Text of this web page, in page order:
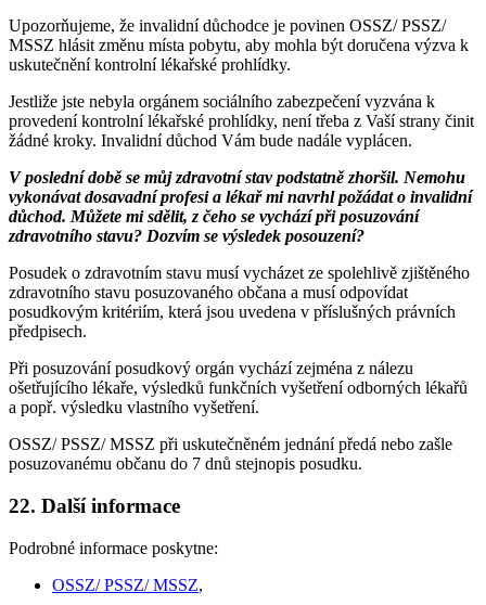
Upozorňujeme, že invalidní důchodce je povinen OSSZ/ PSSZ/
MSSZ hlásit změnu místa pobytu, aby mohla být doručena výzva k
uskutečnění kontrolní lékařské prohlídky.
Jestliže jste nebyla orgánem sociálního zabezpečení vyzvána k
provedení kontrolní lékařské prohlídky, není třeba z Vaší strany činit
žádné kroky. Invalidní důchod Vám bude nadále vyplácen.
V poslední době se můj zdravotní stav podstatně zhoršil. Nemohu
vykonávat dosavadní profesi a lékař mi navrhl požádat o invalidní
důchod. Můžete mi sdělit, z čeho se vychází při posuzování
zdravotního stavu? Dozvím se výsledek posouzení?
Posudek o zdravotním stavu musí vycházet ze spolehlivě zjištěného
zdravotního stavu posuzovaného občana a musí odpovídat
posudkovým kritériím, která jsou uvedena v příslušných právních
předpisech.
Při posuzování posudkový orgán vychází zejména z nálezu
ošetřujícího lékaře, výsledků funkčních vyšetření odborných lékařů
a popř. výsledku vlastního vyšetření.
OSSZ/ PSSZ/ MSSZ při uskutečněném jednání předá nebo zašle
posuzovanému občanu do 7 dnů stejnopis posudku.
22. Další informace
Podrobné informace poskytne:
OSSZ/ PSSZ/ MSSZ,